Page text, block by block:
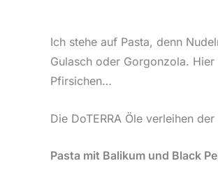
Ich stehe auf Pasta, denn
Gulasch oder Gorgonzola.
Pfirsichen…
Die DoTERRA Öle verleihen
Pasta mit Balikum und Black